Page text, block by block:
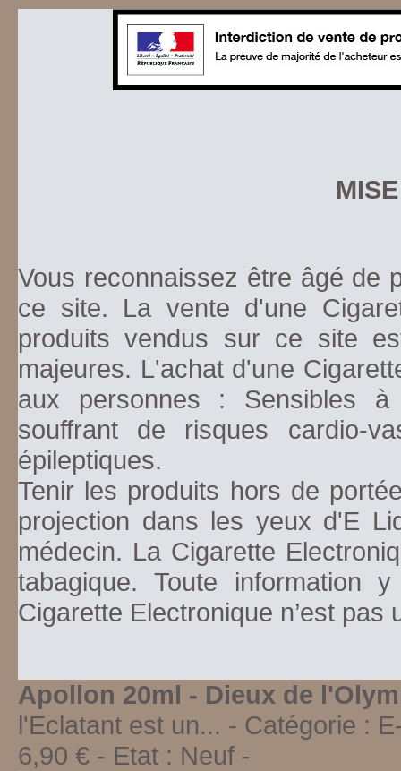
Vous reconnaissez être âgé de
ce site. La vente d'une
produits vendus sur ce site
majeures. L'achat d'une
aux personnes : Sensibles
souffrant de risques cardio-
épileptiques.
Tenir les produits hors de
projection dans les yeux d'E
médecin. La Cigarette
tabagique. Toute information
Cigarette Electronique n’est pas
Apollon 20ml - Dieux de
l'Eclatant est un... - Catégorie :
6,90 € - Etat : Neuf -